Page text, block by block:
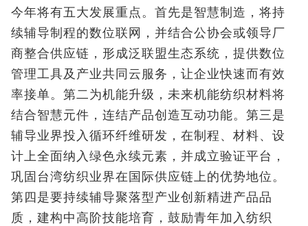
今年将有五大发展重点。首先是智慧制造，将持
续辅导制程的数位联网，并结合公协会或领导厂
商整合供应链，形成泛联盟生态系统，提供数位
管理工具及产业共同云服务，让企业快速而有效
率接单。第二为机能升级，未来机能纺织材料将
结合智慧元件，连结产品创造互动功能。第三是
辅导业界投入循环纤维研发，在制程、材料、设
计上全面纳入绿色永续元素，并成立验证平台，
巩固台湾纺织业界在国际供应链上的优势地位。
第四是要持续辅导聚落型产业创新精进产品品
质，建构中高阶技能培育，鼓励青年加入纺织